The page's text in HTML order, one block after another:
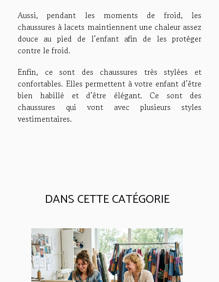
Aussi, pendant les moments de froid, les
chaussures à lacets maintiennent une chaleur assez
douce au pied de l’enfant afin de les protéger
contre le froid.
Enfin, ce sont des chaussures très stylées et
confortables. Elles permettent à votre enfant d’être
bien habillé et d’être élégant. Ce sont des
chaussures qui vont avec plusieurs styles
vestimentaires.
DANS CETTE CATÉGORIE